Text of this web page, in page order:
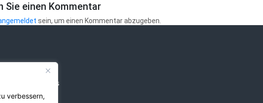
verbessern,
Sie einen Kommentar
sein, um einen Kommentar abzugeben.
Partnerlinks